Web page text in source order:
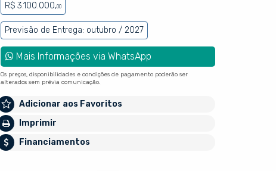
R$ 3.100.000,00
Previsão de Entrega: outubro / 2027
Mais Informações via WhatsApp
Os preços, disponibilidades e condições de pagamento poderão ser
alterados sem prévia comunicação.
Adicionar aos Favoritos
Imprimir
Financiamentos